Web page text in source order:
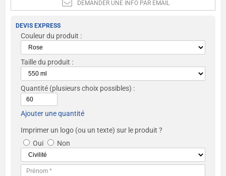
DEMANDER UNE INFO PAR EMAIL
DEVIS EXPRESS
Couleur du produit :
Taille du produit :
Quantité (plusieurs choix possibles) :
Ajouter une quantité
Imprimer un logo (ou un texte) sur le produit ?
Oui
Non